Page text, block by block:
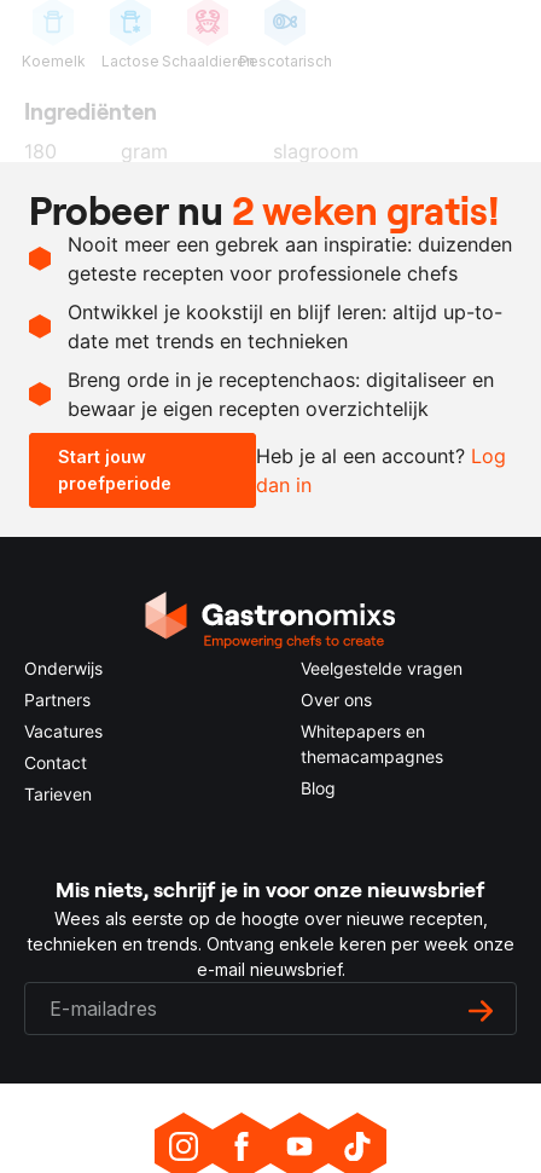
Koemelk Lactose SchaaldierenPescotarisch
Ingrediënten
180 gram
slagroom
350
gram
rivierkreeftenolie
naar
zout en peper
Recept omrekenen
- +
0.5x 1x 2x
Probeer nu 2 weken gratis!
Nooit meer een gebrek aan inspiratie: duizenden
geteste recepten voor professionele chefs
Ontwikkel je kookstijl en blijf leren: altijd up-to-
date met trends en technieken
Breng orde in je receptenchaos: digitaliseer en
bewaar je eigen recepten overzichtelijk
Start jouw
proefperiode
Heb je al een account? Log
dan in
Onderwijs
Partners
Vacatures
Contact
Tarieven
Veelgestelde vragen
Over ons
Whitepapers en
themacampagnes
Blog
Mis niets, schrijf je in voor onze nieuwsbrief
Wees als eerste op de hoogte over nieuwe recepten,
technieken en trends. Ontvang enkele keren per week onze
e-mail nieuwsbrief.